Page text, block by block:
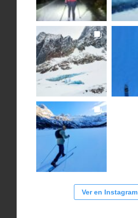
Ver en Instagram